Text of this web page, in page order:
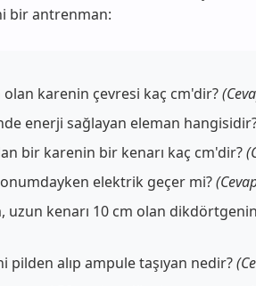
bir antrenman:
olan karenin çevresi kaç cm'dir?
enerji sağlayan eleman
bir karenin bir kenarı kaç cm'dir?
elektrik geçer mi?
uzun kenarı 10 cm olan
pilden alıp ampule taşıyan nedir?